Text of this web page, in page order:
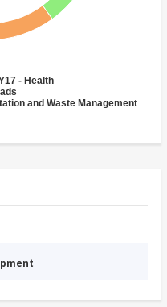
- Health
and Waste Management